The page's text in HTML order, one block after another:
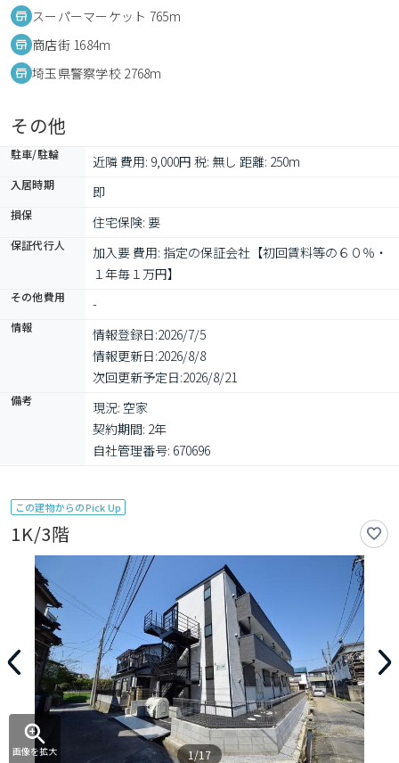
スーパーマーケット 765m
商店街 1684m
埼玉県警察学校 2768m
その他
駐車/駐輪 近隣 費用: 9,000円 税: 無し 距離: 250m
入居時期 即
損保 住宅保険: 要
保証代行人
加入要 費用: 指定の保証会社【初回賃料等の６０％・
１年毎１万円】
その他費用 -
情報 情報登録日:2026/7/5
情報更新日:2026/8/8
次回更新予定日:2026/8/21
備考
現況: 空家
契約期間: 2年
自社管理番号: 670696
この建物からのPick Up
1K/3階
画像を拡大 1/17